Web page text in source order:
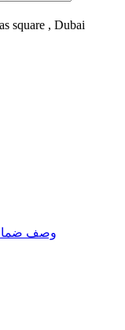
square , Dubai
وصف ضمان